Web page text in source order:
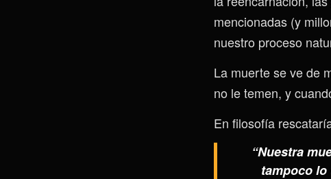
mencionadas (y
nuestro proceso
La muerte se ve de
no le temen, y
En filosofía
“Nuestra
tampoco lo